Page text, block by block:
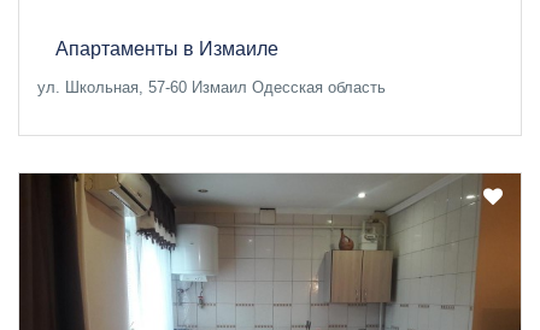
Апартаменты в Измаиле
ул. Школьная, 57-60 Измаил Одесская область